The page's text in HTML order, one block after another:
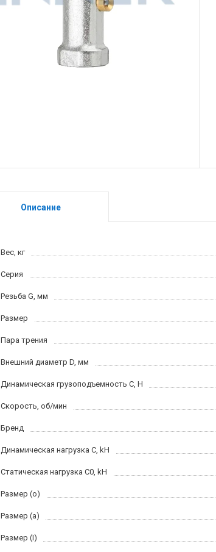
Описание
Вес, кг
Серия
Резьба G, мм
Размер
Пара трения
Внешний диаметр D, мм
Динамическая грузоподъемность С, H
Скорость, об/мин
Бренд
Динамическая нагрузка C, kН
Статическая нагрузка C0, kH
Размер (o)
Размер (a)
Размер (I)